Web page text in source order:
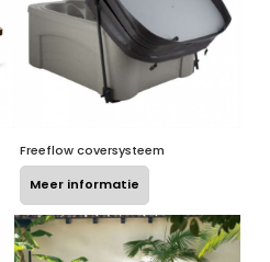
Freeflow coversysteem
Meer informatie